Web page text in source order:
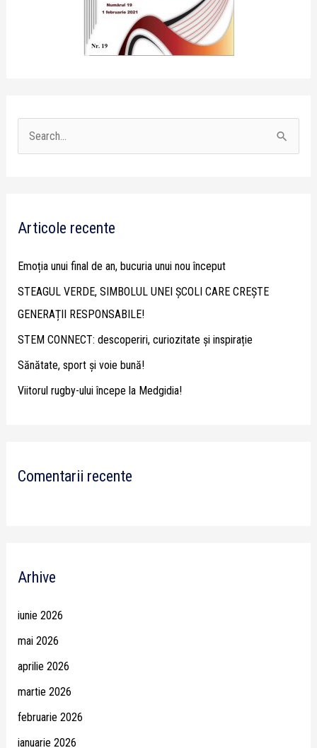
c
o
r
:
Articole recente
Emoția unui final de an, bucuria unui nou început
STEAGUL VERDE, SIMBOLUL UNEI ȘCOLI CARE CREȘTE
GENERAȚII RESPONSABILE!
STEM CONNECT: descoperiri, curiozitate și inspirație
Sănătate, sport și voie bună!
Viitorul rugby-ului începe la Medgidia!
Comentarii recente
Arhive
iunie 2026
mai 2026
aprilie 2026
martie 2026
februarie 2026
ianuarie 2026